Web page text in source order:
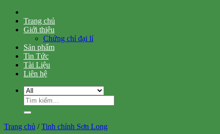
Trang chủ
Giới thiệu
Chứng chỉ đại lí
Sản phẩm
Tin Tức
Tài Liệu
Liên hệ
Tìm
kiếm:
Trang chủ / Tinh chỉnh Sơn Long